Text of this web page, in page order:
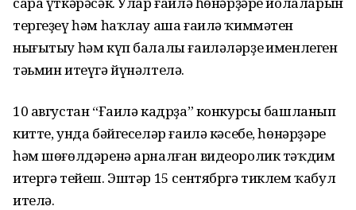
тергеҙеү һәм һаҡлау аша ғаилә ҡиммәтен
нығытыу һәм күп балалы ғаиләләрҙең именлеген
тәьмин итеүгә йүнәлтелә.
10 августан “Ғаилә кадрҙа” конкурсы башланып
китте, унда бәйгеселәр ғаилә кәсебе, һөнәрҙәре
һәм шөғөлдәренә арналған видеоролик тәҡдим
итергә тейеш. Эштәр 15 сентябргә тиклем ҡабул
ителә.